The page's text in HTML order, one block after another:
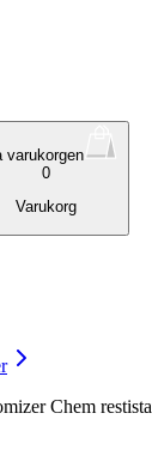
varukorgen
0
Varukorg
Chem